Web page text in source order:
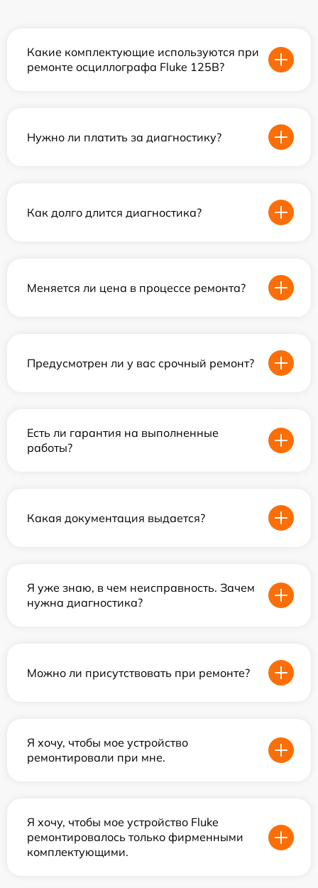
Какие комплектующие используются при
ремонте осциллографа Fluke 125B?
Нужно ли платить за диагностику?
Как долго длится диагностика?
Меняется ли цена в процессе ремонта?
Предусмотрен ли у вас срочный ремонт?
Есть ли гарантия на выполненные
работы?
Какая документация выдается?
Я уже знаю, в чем неисправность. Зачем
нужна диагностика?
Можно ли присутствовать при ремонте?
Я хочу, чтобы мое устройство
ремонтировали при мне.
Я хочу, чтобы мое устройство Fluke
ремонтировалось только фирменными
комплектующими.